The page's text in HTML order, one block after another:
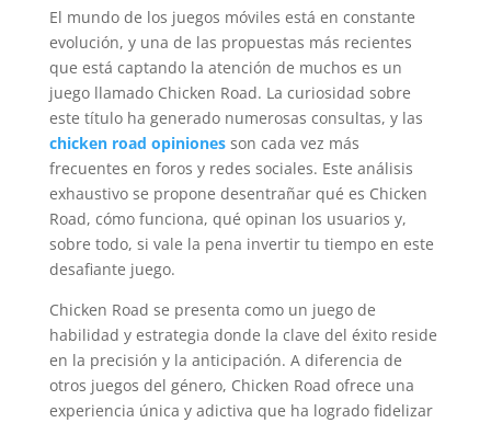
El mundo de los juegos móviles está en constante
evolución, y una de las propuestas más recientes
que está captando la atención de muchos es un
juego llamado Chicken Road. La curiosidad sobre
este título ha generado numerosas consultas, y las
chicken road opinionesson cada vez más
frecuentes en foros y redes sociales. Este análisis
exhaustivo se propone desentrañar qué es Chicken
Road, cómo funciona, qué opinan los usuarios y,
sobre todo, si vale la pena invertir tu tiempo en este
desafiante juego.
Chicken Road se presenta como un juego de
habilidad y estrategia donde la clave del éxito reside
en la precisión y la anticipación. A diferencia de
otros juegos del género, Chicken Road ofrece una
experiencia única y adictiva que ha logrado fidelizar